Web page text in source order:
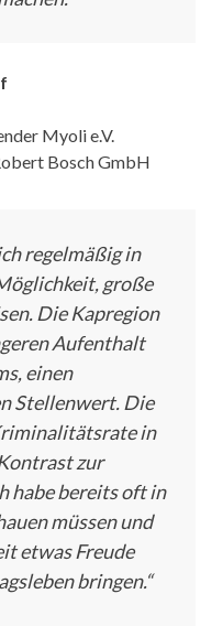
Myoli e.V.
Bosch GmbH
regelmäßig in
große
Die Kapregion
Aufenthalt
einen
Stellenwert. Die
in
zur
habe bereits oft in
müssen und
etwas Freude
bringen.“